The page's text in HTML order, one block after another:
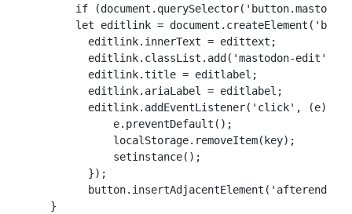
if
let editlink =
          editlink.innerText = edittext;
          editlink.classList.add('mastodon-edit');
          editlink.title = editlabel;
          editlink.ariaLabel = editlabel;
editlink.addEventListener('click', (e) =>
              e.preventDefault();
              localStorage.removeItem(key);
              setinstance();
          });
button.insertAdjacentElement('afterend',
    }